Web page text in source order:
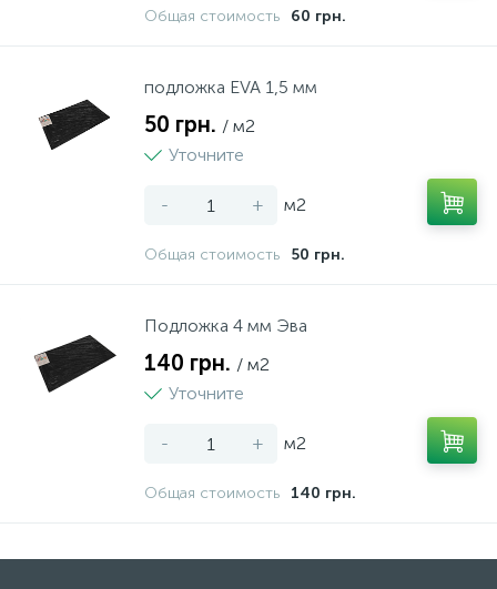
Общая стоимость 60 грн.
подложка EVA 1,5 мм
50 грн. / м2
Уточните
- + м2
Общая стоимость 50 грн.
Подложка 4 мм Эва
140 грн. / м2
Уточните
- + м2
Общая стоимость 140 грн.